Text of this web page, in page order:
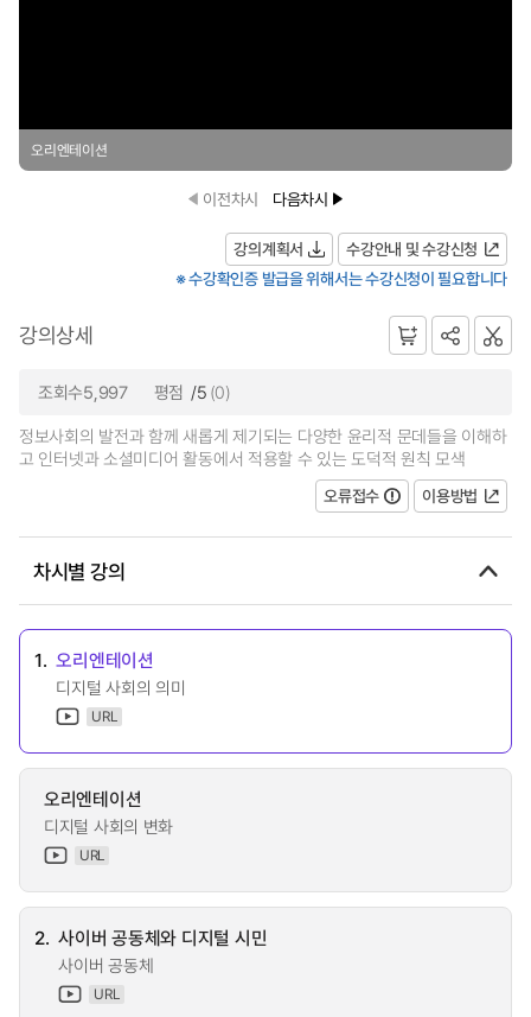
오리엔테이션
이전차시 다음차시
강의계획서
수강안내 및 수강신청
※ 수강확인증 발급을 위해서는 수강신청이 필요합니다
강의상세
조회수5,997 평점 /5 (0)
정보사회의 발전과 함께 새롭게 제기되는 다양한 윤리적 문데들을 이해하
고 인터넷과 소셜미디어 활동에서 적용할 수 있는 도덕적 원칙 모색
오류접수
이용방법
차시별 강의
1. 오리엔테이션
디지털 사회의 의미
URL
오리엔테이션
디지털 사회의 변화
URL
2. 사이버 공동체와 디지털 시민
사이버 공동체
URL